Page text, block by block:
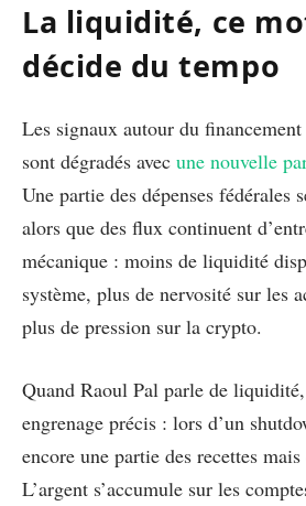
La liquidité, ce
décide du tempo
Les signaux autour du
sont dégradés avec une nouvelle
Une partie des dépenses fédérales
alors que des flux continuent
mécanique : moins de liquidité
système, plus de nervosité sur les
plus de pression sur la crypto.
Quand Raoul Pal parle de
engrenage précis : lors d’un
encore une partie des recettes
L’argent s’accumule sur les